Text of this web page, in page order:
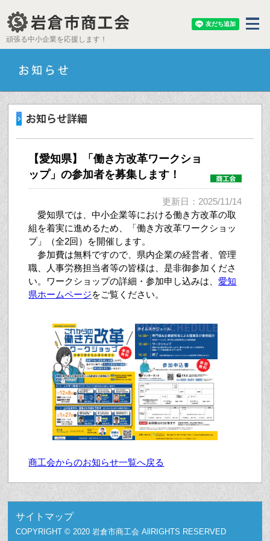
頑張る中小企業を応援します！
【愛知県】「働き方改革ワークショ
ップ」の参加者を募集します！
更新日：2025/11/14
愛知県では、中小企業等における働き方改革の取
組を着実に進めるため、「働き方改革ワークショッ
プ」（全2回）を開催します。
参加費は無料ですので、県内企業の経営者、管理
職、人事労務担当者等の皆様は、是非御参加くださ
い。ワークショップの詳細・参加申し込みは、愛知
県ホームページをご覧ください。
商工会からのお知らせ一覧へ戻る
サイトマップ
COPYRIGHT © 2020 岩倉市商工会 AllRIGHTS RESERVED